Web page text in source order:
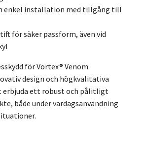
enkel installation med tillgång till
för säker passform, även vid
för Vortex® Venom
design och högkvalitativa
ett robust och pålitligt
både under vardagsanvändning